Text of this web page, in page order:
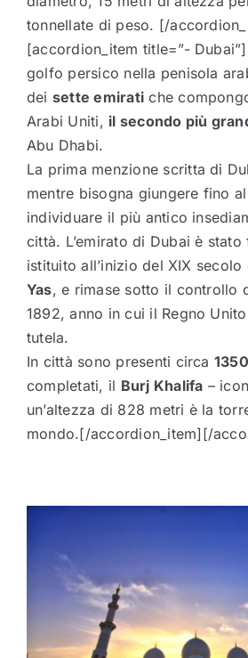
tonnellate di peso. [/
[accordion_item title=”-
golfo persico nella penisola
dei sette emirati che
Arabi Uniti, il secondo più
Abu Dhabi.
La prima menzione scritta di
mentre bisogna giungere fino al
individuare il più antico
città. L’emirato di Dubai è
istituito all’inizio del XIX secolo
Yas, e rimase sotto il controllo
1892, anno in cui il Regno
tutela.
In città sono presenti circa
completati, il Burj Khalifa –
un’altezza di 828 metri è la
mondo.[/accordion_item][/